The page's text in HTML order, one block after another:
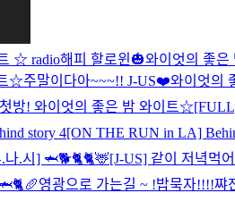
☆ radio해피 할로윈🎃와이엇의 좋
☆주말이다아~~~!! J-US❤️와이엇의
첫방! 와이엇의 좋은 밤 와이트☆
story 4[ON THE RUN in LA]
나.시] 🦈🐕🐈🐈🦌[J-US] 같이 저녁먹
영광으로 가는길 ~ !밥묵자!!!!쨔